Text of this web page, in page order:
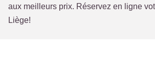
aux meilleurs prix. Réservez en ligne
Liège!